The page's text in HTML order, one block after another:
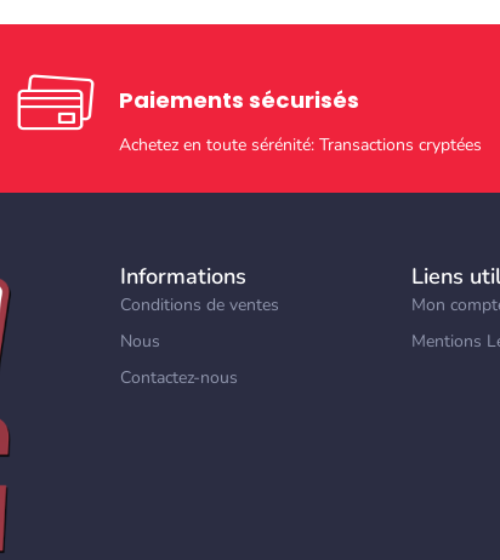
Paiements sécurisés​
Achetez en toute sérénité: Transactions cryptées
Informations
Conditions de ventes
Nous
Contactez-nous
Liens
Mon
Mentions